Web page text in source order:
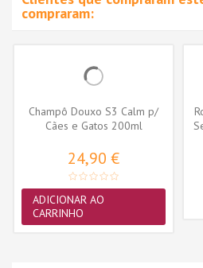
compraram:
Champô Douxo S3 Calm p/
Cães e Gatos 200ml
24,90 €
ADICIONAR AO
CARRINHO